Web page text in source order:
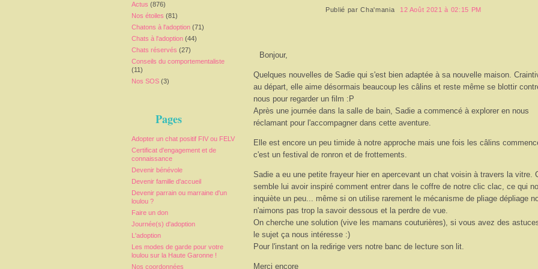
Actus (876)
Nos étoiles (81)
Chatons à l'adoption (71)
Chats à l'adoption (44)
Chats réservés (27)
Conseils du comportementaliste
(11)
Nos SOS (3)
Pages
Adopter un chat positif FIV ou FELV
Certificat d'engagement et de
connaissance
Devenir bénévole
Devenir famille d'accueil
Devenir parrain ou marraine d'un
loulou ?
Faire un don
Journée(s) d'adoption
L'adoption
Les modes de garde pour votre
loulou sur la Haute Garonne !
Nos coordonnées
Publié parCha'mania 12 Août 2021 à 02:15 PM
Bonjour,
Quelques nouvelles de Sadie qui s'est bien adaptée à sa nouvelle maison.
au départ, elle aime désormais beaucoup les câlins et reste même se blottir
nous pour regarder un film :P
Après une journée dans la salle de bain, Sadie a commencé à explorer en nous
réclamant pour l'accompagner dans cette aventure.
Elle est encore un peu timide à notre approche mais une fois les câlins
c'est un festival de ronron et de frottements.
Sadie a eu une petite frayeur hier en apercevant un chat voisin à travers la vitre.
semble lui avoir inspiré comment entrer dans le coffre de notre clic clac, ce qui
inquiète un peu... même si on utilise rarement le mécanisme de pliage dépliage
n'aimons pas trop la savoir dessous et la perdre de vue.
On cherche une solution (vive les mamans couturières), si vous avez des
le sujet ça nous intéresse :)
Pour l'instant on la redirige vers notre banc de lecture son lit.
Merci encore